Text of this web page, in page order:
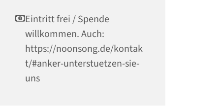
Eintritt frei / Spende
willkommen. Auch:
https://noonsong.de/kontak
t/#anker-unterstuetzen-sie-
uns